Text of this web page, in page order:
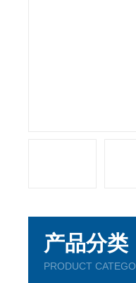
产品分类
PRODUCT